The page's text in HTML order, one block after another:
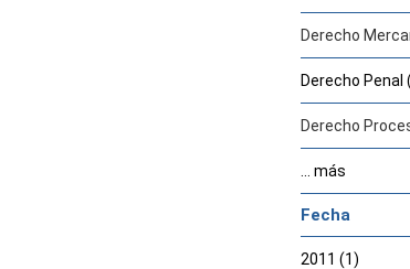
Derecho
Derecho Penal
Derecho
... más
Fecha
2011 (1)